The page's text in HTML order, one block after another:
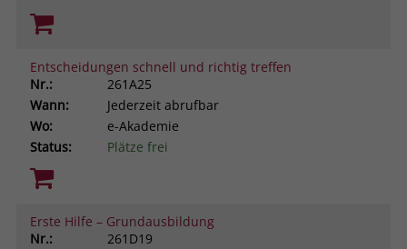
Entscheidungen schnell und richtig treffen
Nr.:
261A25
Wann:
Jederzeit abrufbar
Wo:
e-Akademie
Status:
Plätze frei
Erste Hilfe – Grundausbildung
Nr.:
261D19